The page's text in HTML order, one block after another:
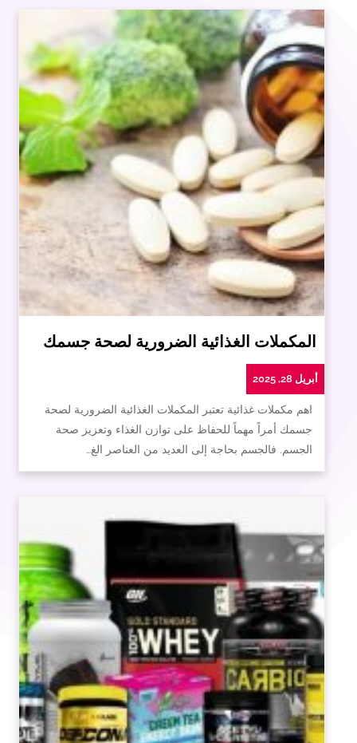
المكملات الغذائية الضرورية لصحة جسمك
أبريل 28, 2025
اهم مكملات غذائية تعتبر المكملات الغذائية الضرورية لصحة
جسمك أمراً مهماً للحفاظ على توازن الغذاء وتعزيز صحة
الجسم. فالجسم بحاجة إلى العديد من العناصر الغ…